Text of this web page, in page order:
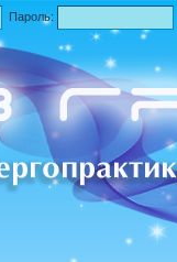
Пароль: